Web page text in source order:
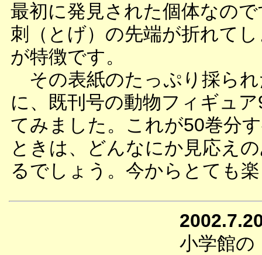
最初に発見された個体なの
刺（とげ）の先端が折れて
が特徴です。
その表紙のたっぷり採られ
に、既刊号の動物フィギュ
てみました。これが50巻分
ときは、どんなにか見応え
るでしょう。今からとても
小学館の